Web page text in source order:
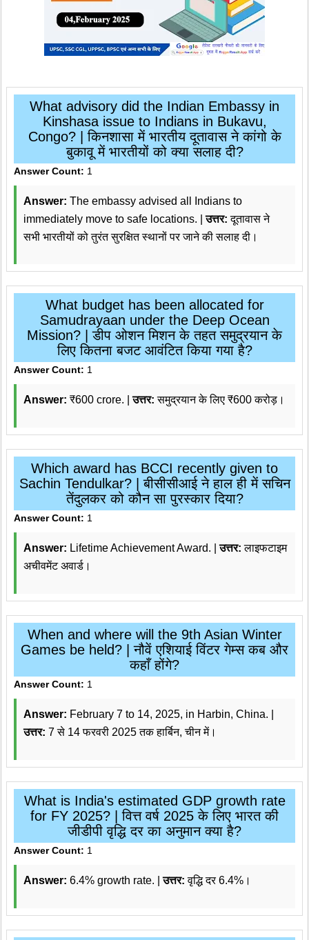
What advisory did the Indian Embassy in
Kinshasa issue to Indians in Bukavu,
Congo? | किनशासा में भारतीय दूतावास ने कांगो के
बुकावू में भारतीयों को क्या सलाह दी?
Answer Count: 1
Answer: The embassy advised all Indians to
immediately move to safe locations. |उत्तर: दूतावास ने
सभी भारतीयों को तुरंत सुरक्षित स्थानों पर जाने की सलाह दी।
What budget has been allocated for
Samudrayaan under the Deep Ocean
Mission? | डीप ओशन मिशन के तहत समुद्रयान के
लिए कितना बजट आवंटित किया गया है?
Answer Count: 1
Answer: ₹600 crore. |उत्तर: समुद्रयान के लिए ₹600 करोड़।
Which award has BCCI recently given to
Sachin Tendulkar? | बीसीसीआई ने हाल ही में सचिन
तेंदुलकर को कौन सा पुरस्कार दिया?
Answer Count: 1
Answer: Lifetime Achievement Award. |उत्तर: लाइफटाइम
अचीवमेंट अवार्ड।
When and where will the 9th Asian Winter
Games be held? | नौवें एशियाई विंटर गेम्स कब और
कहाँ होंगे?
Answer Count: 1
Answer: February 7 to 14, 2025, in Harbin, China. |
उत्तर: 7 से 14 फरवरी 2025 तक हार्बिन, चीन में।
What is India's estimated GDP growth rate
for FY 2025? | वित्त वर्ष 2025 के लिए भारत की
जीडीपी वृद्धि दर का अनुमान क्या है?
Answer Count: 1
Answer: 6.4% growth rate. |उत्तर: वृद्धि दर 6.4%।